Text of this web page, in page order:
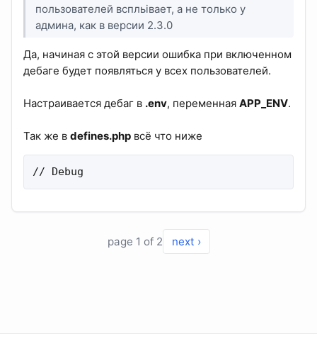
пользователей вспльівает, а не только у
админа, как в версии 2.3.0
Да, начиная с этой версии ошибка при включенном
дебаге будет появляться у всех пользователей.
Настраивается дебаг в .env, переменная APP_ENV.
Так же в defines.php всё что ниже
// Debug
page 1 of 2 next ›